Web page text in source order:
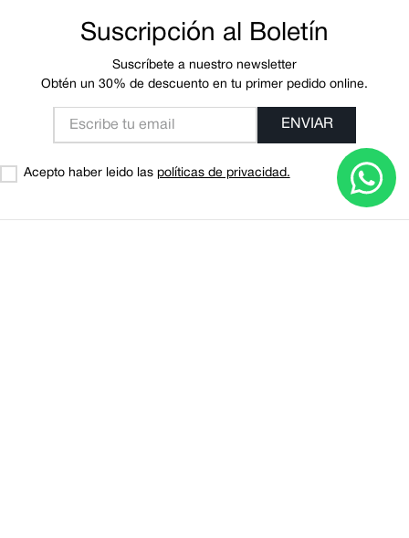
Suscripción al Boletín
Suscríbete a nuestro newsletter
Obtén un 30% de descuento en tu primer pedido online.
ENVIAR
Acepto haber leido las políticas de privacidad.